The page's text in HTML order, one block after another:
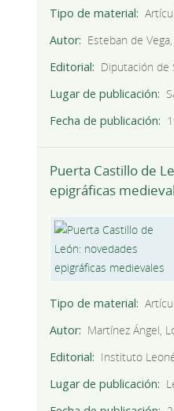
Tipo de material
Autor
Esteban de
Editorial
Diputación de
Lugar de publicación
Fecha de publicación
Puerta Castillo de
epigráficas
Tipo de material
Autor
Martínez Ángel,
Editorial
Instituto
Lugar de publicación